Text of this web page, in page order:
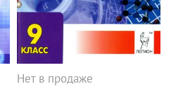
Нет в продаже